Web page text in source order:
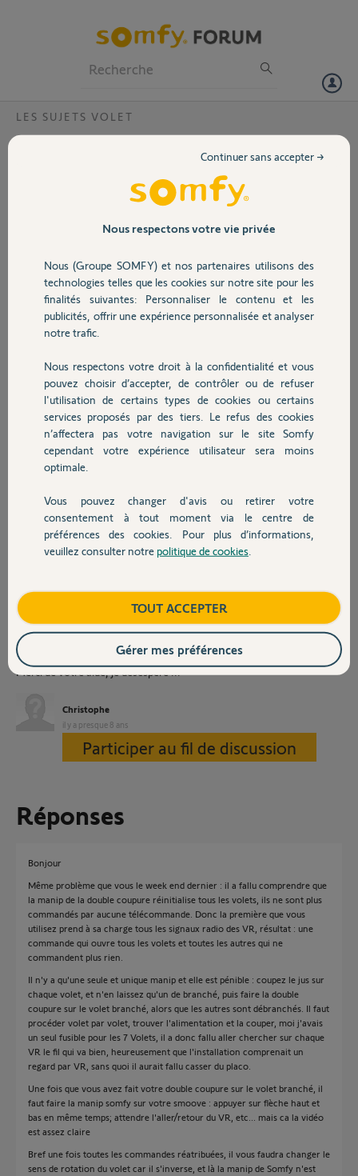
Volet
Sécurité
Domotique
Chauffage
Autres produits
Devis avec un pro
Contact
LES SUJETS VOLET
Comment empêcher une télécommande
Smoove Origin IO de commander tous les
télécommande Smoove Origin IO associé, ainsi qu'une
télécommande Easy Sun IO.
J'ai aussi une Box Tahoma qui pilote l'ensemble des équipements
mais ce n'est pas elle qui me pose problème.
Voilà l'histoire :
Afin de pouvoir régler la butée basse d'un des VR, j'ai du le réinitialiser
en suivant le procédure indiquée par Somfy (coupure de courant sur le
volet de 2s, puis remise 8s, puis coupure 2s) car le réglage standard de
butée basse avec la Smoove IO ne fonctionnait pas.
Le réglage du VR s'est alors bien passé mais les choses se sont gâtées
lorsque j'ai voulu ré-associer le VR à la télécommande Easy Sun IO (le
reset du VR l'avait rendu inconnu de la Easy Sun IO).
J'ai certainement fait une fausse manip, mais je me retrouve dans la
situation ou le Smoove IO initialement associé au volet que j'ai réglé
commande TOUS les VR de la maison (et accessoirement, la Easy
Sun IO ne reconnait toujours pas ce VR).
La Smoove IO est associée uniquement à son VR (celui dont j'ai réglé
la butée basse)
La Easy Sun IO reconnaisse ce VR
Merci de votre aide, je désespère ...
Christophe
il y a presque 8 ans
Participer au fil de discussion
Réponses
Bonjour
Même problème que vous le week end dernier : il a fallu comprendre que
la manip de la double coupure réinitialise tous les volets, ils ne sont plus
commandés par aucune télécommande. Donc la première que vous
utilisez prend à sa charge tous les signaux radio des VR, résultat : une
commande qui ouvre tous les volets et toutes les autres qui ne
commandent plus rien.
Il n'y a qu'une seule et unique manip et elle est pénible : coupez le jus sur
chaque volet, et n'en laissez qu'un de branché, puis faire la double
coupure sur le volet branché, alors que les autres sont débranchés. Il faut
procéder volet par volet, trouver l'alimentation et la couper, moi j'avais
un seul fusible pour les 7 Volets, il a donc fallu aller chercher sur chaque
VR le fil qui va bien, heureusement que l'installation comprenait un
regard par VR, sans quoi il aurait fallu casser du placo.
Une fois que vous avez fait votre double coupure sur le volet branché, il
faut faire la manip somfy sur votre smoove : appuyer sur flèche haut et
bas en même temps; attendre l'aller/retour du VR, etc... mais ca la vidéo
est assez claire
Bref une fois toutes les commandes réatribuées, il vous faudra changer le
sens de rotation du volet car il s'inverse, et là la manip de Somfy n'est
Nous respectons votre vie privée
Nous (Groupe SOMFY) et nos partenaires utilisons des
technologies telles que les cookies sur notre site pour les
finalités suivantes: Personnaliser le contenu et les
publicités, offrir une expérience personnalisée et analyser
notre trafic.
Nous respectons votre droit à la confidentialité et vous
pouvez choisir d’accepter, de contrôler ou de refuser
l'utilisation de certains types de cookies ou certains
services proposés par des tiers. Le refus des cookies
n’affectera pas votre navigation sur le site Somfy
cependant votre expérience utilisateur sera moins
optimale.
Vous pouvez changer d'avis ou retirer votre
consentement à tout moment via le centre de
préférences des cookies. Pour plus d’informations,
veuillez consulter notre politique de cookies
Continuer sans accepter →
TOUT ACCEPTER
Gérer mes préférences